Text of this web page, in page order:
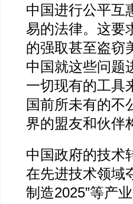
中国进行公平互
易的法律。这要
的强取甚至盗窃
中国就这些问题
一切现有的工具
国前所未有的不
界的盟友和伙伴
中国政府的技术
在先进技术领域
制造2025”等产